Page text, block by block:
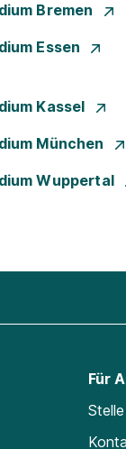
Bremen
Essen
Kassel
München
Wuppertal
Für